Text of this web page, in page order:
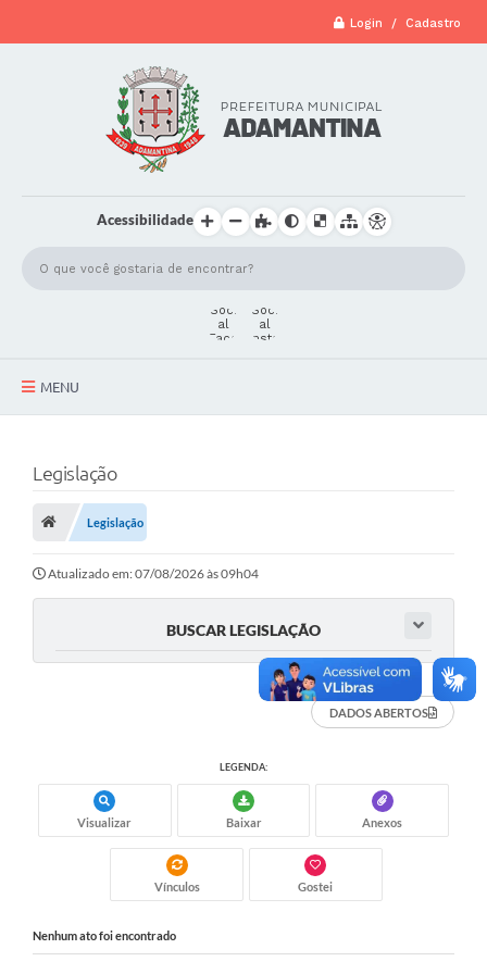
Login / Cadastro
Acessibilidade
MENU
Secretarias
Legislação
Atos Municipais
Aldir Blanc (PNAB)
Arquivos para Download
PROCON
Legislação
Legislação
Atualizado em: 07/08/2026 às 09h04
BUSCAR LEGISLAÇÃO
DADOS ABERTOS
LEGENDA:
Visualizar Baixar Anexos
Vínculos Gostei
Nenhum ato foi encontrado